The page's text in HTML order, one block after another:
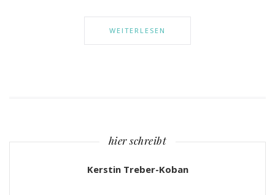
WEITERLESEN
hier schreibt
Kerstin Treber-Koban